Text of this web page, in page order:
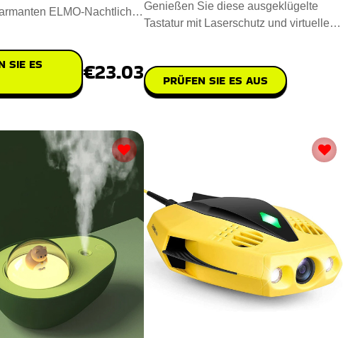
ELMO-Nachtlicht!
SIE ES
€23.03
Genießen Sie diese ausgeklügelte
Tastatur mit Laserschutz und virtuellem
PRÜFEN SIE ES AUS